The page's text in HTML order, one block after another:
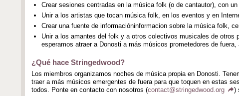
Crear sesiones centradas en la música folk (o de cantautor), con
Unir a los artistas que tocan música folk, en los eventos y en
Crear una fuente de informacióninformacion sobre la música folk,
Unir a los amantes del folk y a otros colectivos musicales de
esperamos atraer a Donosti a más músicos prometedores de fuera,
¿Qué hace Stringedwood?
Los miembros organizamos noches de música propia en Donosti.
traer a más músicos emergentes de fuera para que toquen en estas
todos. Ponte en contacto con nosotros (contact@stringedwood.org
)